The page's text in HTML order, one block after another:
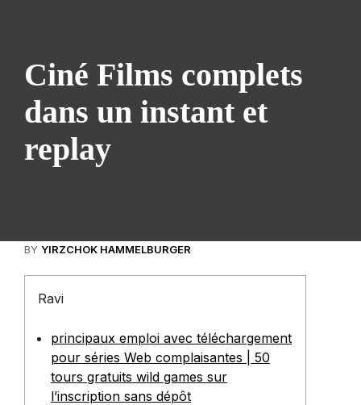
Ciné Films complets
dans un instant et
replay
BY YIRZCHOK HAMMELBURGER
Ravi
principaux emploi avec téléchargement
pour séries Web complaisantes | 50
tours gratuits wild games sur
l’inscription sans dépôt